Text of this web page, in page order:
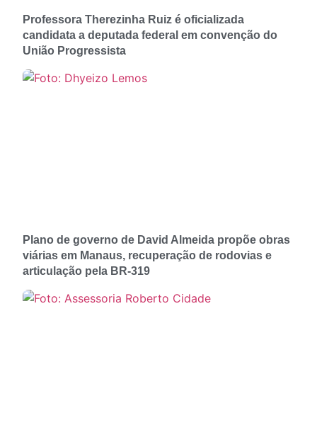
Professora Therezinha Ruiz é oficializada
candidata a deputada federal em convenção do
União Progressista
Plano de governo de David Almeida propõe obras
viárias em Manaus, recuperação de rodovias e
articulação pela BR-319